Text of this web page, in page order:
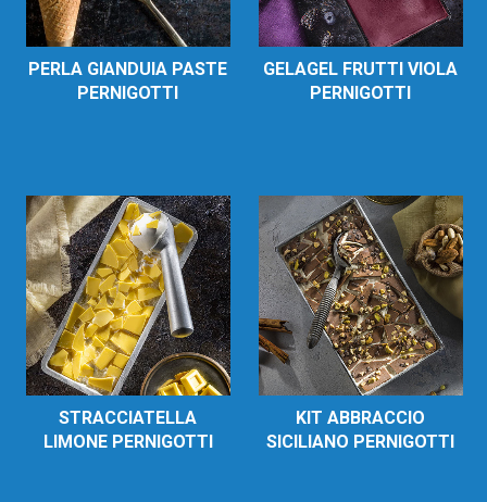
PERLA GIANDUIA PASTE
PERNIGOTTI
GELAGEL FRUTTI VIOLA
PERNIGOTTI
STRACCIATELLA
LIMONE PERNIGOTTI
KIT ABBRACCIO
SICILIANO PERNIGOTTI